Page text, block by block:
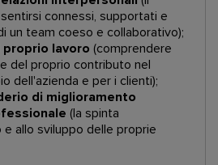
connessi, supportati e
un team coeso e collaborativo);
lavoro (comprendere
del proprio contributo nel
dell'azienda e per i clienti);
di miglioramento
(la spinta
allo sviluppo delle proprie